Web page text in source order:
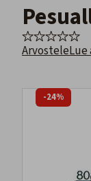
Arvostele
-24%